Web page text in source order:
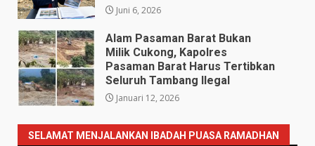
Juni 6, 2026
Alam Pasaman Barat Bukan
Milik Cukong, Kapolres
Pasaman Barat Harus Tertibkan
Seluruh Tambang Ilegal
Januari 12, 2026
SELAMAT MENJALANKAN IBADAH PUASA RAMADHAN